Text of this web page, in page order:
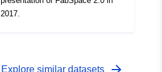
Explore similar datasets